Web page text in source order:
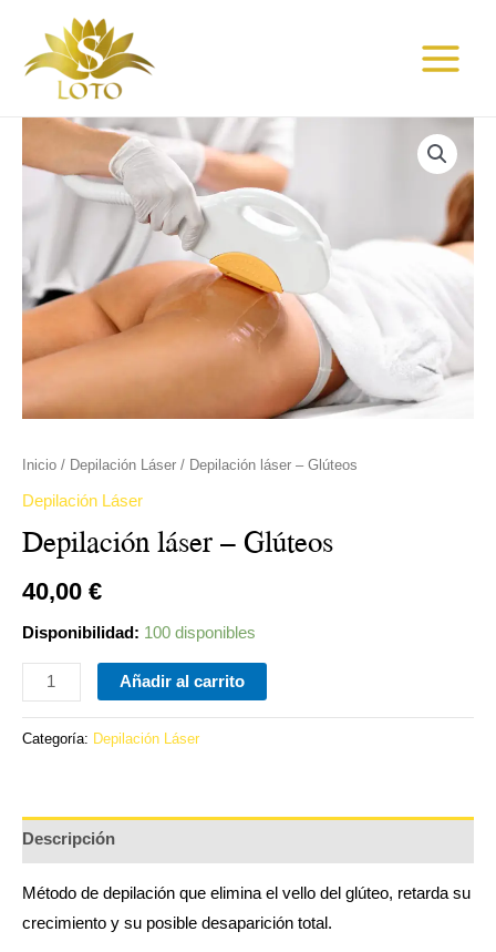
contenido
Menu
Inicio / Depilación Láser / Depilación láser – Glúteos
Depilación Láser
Depilación láser – Glúteos
40,00 €
Disponibilidad: 100 disponibles
Depilación
láser
Añadir al carrito
Categoría: Depilación Láser
Descripción
Método de depilación que elimina el vello del glúteo, retarda su
crecimiento y su posible desaparición total.